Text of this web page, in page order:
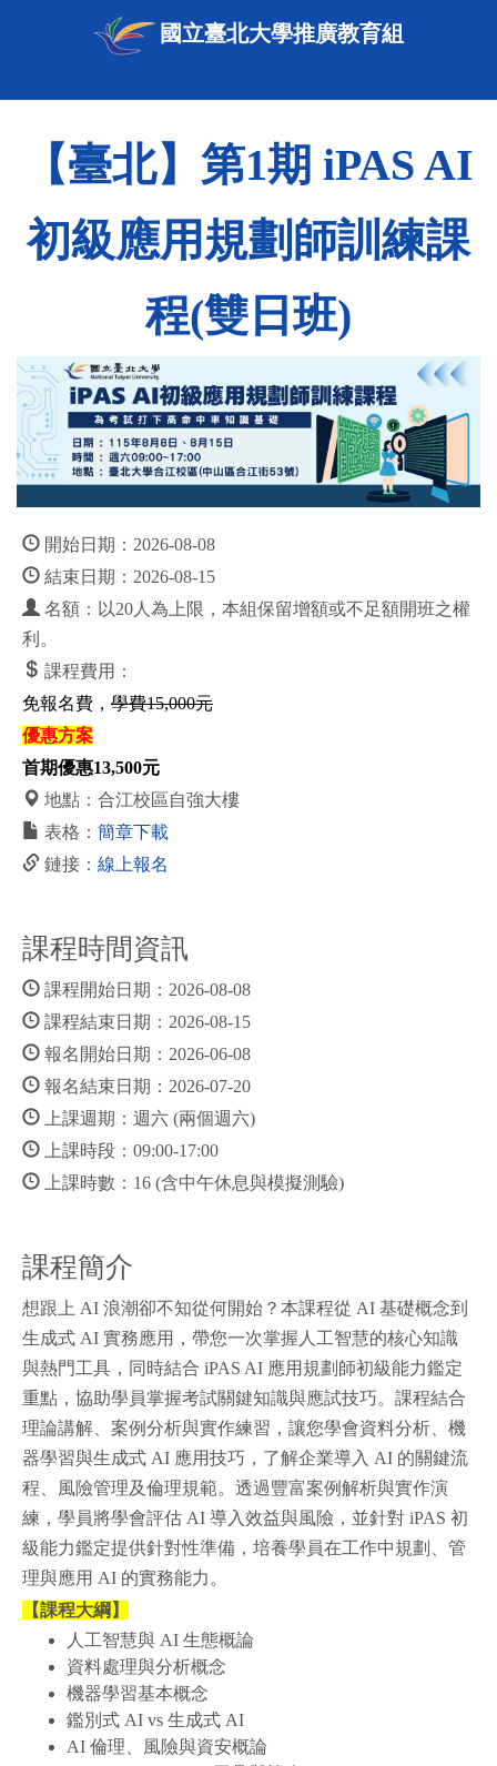
國立臺北大學推廣教育組
【臺北】第1期 iPAS AI
初級應用規劃師訓練課
程(雙日班)
開始日期：2026-08-08
結束日期：2026-08-15
名額：以20人為上限，本組保留增額或不足額開班之權
利。
課程費用：
免報名費， 學費15,000元
優惠方案
首期優惠13,500元
地點：合江校區自強大樓
表格： 簡章下載
鏈接： 線上報名
課程時間資訊
課程開始日期：2026-08-08
課程結束日期：2026-08-15
報名開始日期：2026-06-08
報名結束日期：2026-07-20
上課週期：週六 (兩個週六)
上課時段：09:00-17:00
上課時數：16 (含中午休息與模擬測驗)
課程簡介
想跟上 AI 浪潮卻不知從何開始？本課程從 AI 基礎概念到
生成式 AI 實務應用，帶您一次掌握人工智慧的核心知識
與熱門工具，同時結合 iPAS AI 應用規劃師初級能力鑑定
重點，協助學員掌握考試關鍵知識與應試技巧。課程結合
理論講解、案例分析與實作練習，讓您學會資料分析、機
器學習與生成式 AI 應用技巧，了解企業導入 AI 的關鍵流
程、風險管理及倫理規範。透過豐富案例解析與實作演
練，學員將學會評估 AI 導入效益與風險，並針對 iPAS 初
級能力鑑定提供針對性準備，培養學員在工作中規劃、管
理與應用 AI 的實務能力。
【課程大綱】
人工智慧與 AI 生態概論
資料處理與分析概念
機器學習基本概念
鑑別式 AI vs 生成式 AI
AI 倫理、風險與資安概論